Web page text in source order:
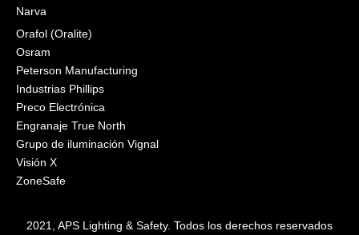
Narva
Orafol (Oralite)
Osram
Peterson Manufacturing
Industrias Phillips
Preco Electrónica
Engranaje True North
Grupo de iluminación Vignal
Visión X
ZoneSafe
2021, APS Lighting & Safety. Todos los derechos reservados